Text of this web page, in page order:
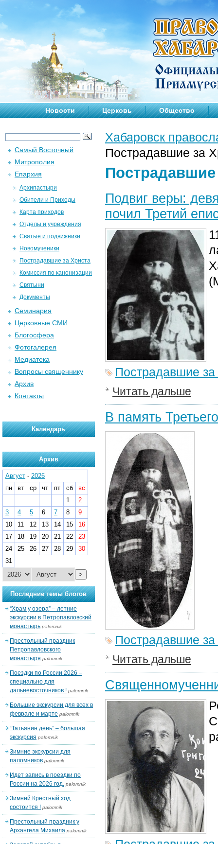
Новости Церковь Общество
Хабаровск
Пострадавшие за
Пострадавшие
Подвиг веры:
почил Третий
Пострадавшие за
Читать дальше
В память
Пострадавшие за
Читать дальше
Самый Восточный
Митрополия
Епархия
Архипастыри
Обители и Приходы
Карта приходов
Отделы и учреждения
Святые и подвижники
Новомученики
Пострадавшие за Христа
Комиссия по канонизации
Святыни
Документы
Семинария
Церковные СМИ
Блогосфера
Фотогалерея
Медиатека
Вопросы священнику
Архив
Контакты
Календарь
Архив
Август - 2026
пн
вт ср чт пт сб
вс
1
2
3
4 5 6 7 8
9
10
11 12 13 14 15
16
17
18 19 20 21 22
23
24
25 26 27 28 29
30
31
>
Последние темы блогов
“Храм у озера” – летние
экскурсии в Петропавловский
монастырь palomnik
Престольный праздник
Петропавловского
монастыря palomnik
Поездки по России 2026 –
специально для
дальневосточников ! palomnik
Большие экскурсии для всех в
феврале и марте palomnik
“Татьянин день” – большая
экскурсия palomnik
Зимние экскурсии для
паломников palomnik
Идет запись в поездки по
России на 2026 год. palomnik
Зимний Крестный ход
состоится ! palomnik
Престольный праздник у
Архангела Михаила palomnik